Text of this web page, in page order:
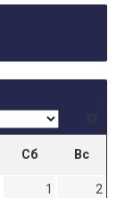
Сб Вс
1
2